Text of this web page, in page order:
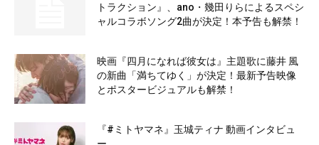
トラクション』、ano・幾田りらによるスペシ
ャルコラボソング2曲が決定！本予告も解禁！
映画『四月になれば彼女は』主題歌に藤井 風
の新曲「満ちてゆく」が決定！最新予告映像
とポスタービジュアルも解禁！
『#ミトヤマネ』玉城ティナ 動画インタビュ